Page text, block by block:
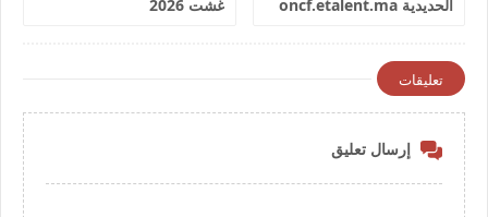
الحديدية oncf.etalent.ma
غشت 2026
تعليقات
إرسال تعليق